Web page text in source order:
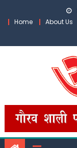
Home
About Us